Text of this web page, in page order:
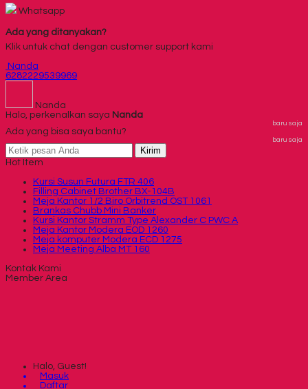
Whatsapp
Ada yang ditanyakan?
Klik untuk chat dengan customer support kami
Nanda
6282229539969
Nanda
Halo, perkenalkan saya Nanda
baru saja
Ada yang bisa saya bantu?
baru saja
Kirim
Hot Item
Kursi Susun Futura FTR 406
Filling Cabinet Brother BX-104B
Meja Kantor 1/2 Biro Orbitrend OST 1061
Brankas Chubb Mini Banker
Kursi Kantor Stramm Type Alexander C PWC A
Meja Kantor Modera EOD 1260
Meja komputer Modera ECD 1275
Meja Meeting Alba MT 160
Kontak Kami
Member Area
Halo, Guest!
Masuk
Daftar